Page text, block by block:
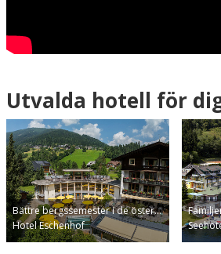
Utvalda hotell för
Bättre bergssemester i de öster…
Hotel Eschenhof